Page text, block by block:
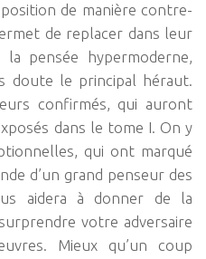
de manière contre-
de replacer dans leur
pensée hypermoderne,
doute le principal héraut.
confirmés, qui auront
dans le tome I. On y
qui ont marqué
d’un grand penseur des
aidera à donner de la
votre adversaire
Mieux qu’un coup